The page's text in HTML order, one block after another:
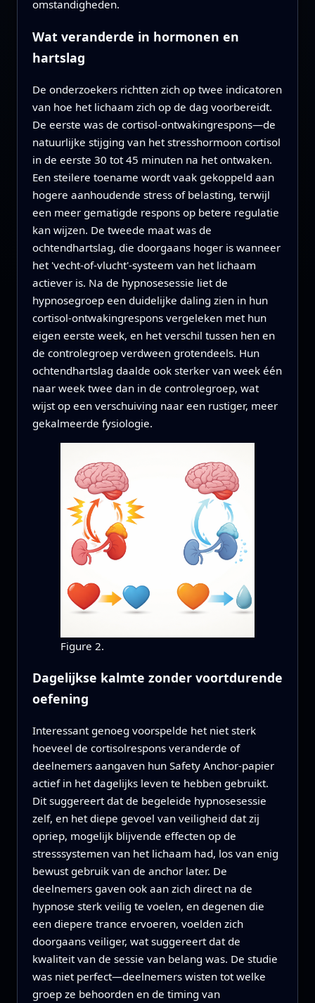
omstandigheden.
Wat veranderde in hormonen en
hartslag
De onderzoekers richtten zich op twee indicatoren
van hoe het lichaam zich op de dag voorbereidt.
De eerste was de cortisol-ontwakingrespons—de
natuurlijke stijging van het stresshormoon cortisol
in de eerste 30 tot 45 minuten na het ontwaken.
Een steilere toename wordt vaak gekoppeld aan
hogere aanhoudende stress of belasting, terwijl
een meer gematigde respons op betere regulatie
kan wijzen. De tweede maat was de
ochtendhartslag, die doorgaans hoger is wanneer
het 'vecht-of-vlucht'-systeem van het lichaam
actiever is. Na de hypnosesessie liet de
hypnosegroep een duidelijke daling zien in hun
cortisol-ontwakingrespons vergeleken met hun
eigen eerste week, en het verschil tussen hen en
de controlegroep verdween grotendeels. Hun
ochtendhartslag daalde ook sterker van week één
naar week twee dan in de controlegroep, wat
wijst op een verschuiving naar een rustiger, meer
gekalmeerde fysiologie.
Figure 2.
Dagelijkse kalmte zonder voortdurende
oefening
Interessant genoeg voorspelde het niet sterk
hoeveel de cortisolrespons veranderde of
deelnemers aangaven hun Safety Anchor-papier
actief in het dagelijks leven te hebben gebruikt.
Dit suggereert dat de begeleide hypnosesessie
zelf, en het diepe gevoel van veiligheid dat zij
opriep, mogelijk blijvende effecten op de
stresssystemen van het lichaam had, los van enig
bewust gebruik van de anchor later. De
deelnemers gaven ook aan zich direct na de
hypnose sterk veilig te voelen, en degenen die
een diepere trance ervoeren, voelden zich
doorgaans veiliger, wat suggereert dat de
kwaliteit van de sessie van belang was. De studie
was niet perfect—deelnemers wisten tot welke
groep ze behoorden en de timing van